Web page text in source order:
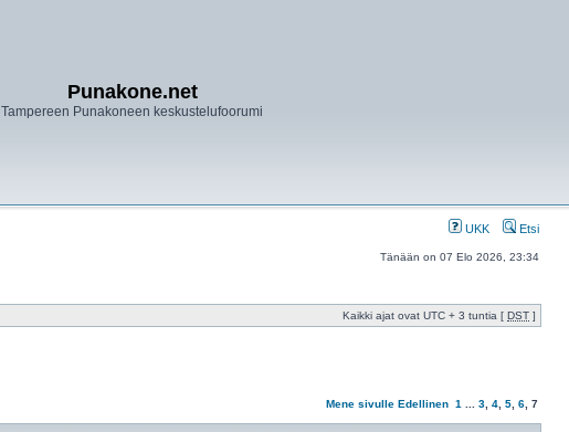
Punakone.net
Tampereen Punakoneen keskustelufoorumi
UKK Etsi
Tänään on 07 Elo 2026, 23:34
Kaikki ajat ovat UTC + 3 tuntia [ DST ]
Mene sivulle Edellinen 1 3 4 5 6 7